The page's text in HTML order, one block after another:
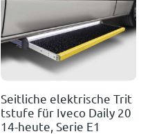
Seitliche elektrische Trit
tstufe für Iveco Daily 20
14-heute, Serie E1